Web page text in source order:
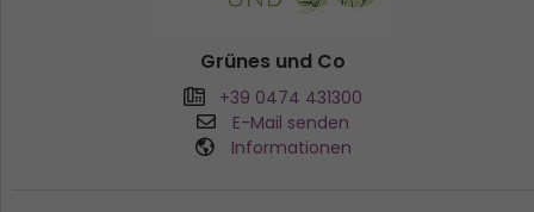
Grünes und Co
+39 0474 431300
E-Mail senden
Informationen